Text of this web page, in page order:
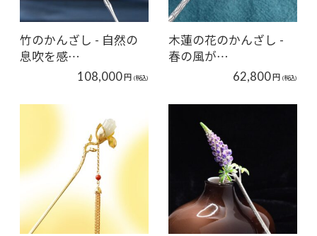
竹のかんざし - 自然の
息吹を感…
108,000円 (税込)
木蓮の花のかんざし -
春の風が…
62,800円 (税込)